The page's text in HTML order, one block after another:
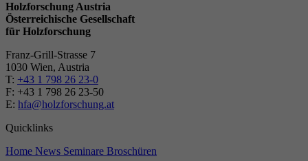
Holzforschung Austria
Österreichische Gesellschaft
für Holzforschung
Franz-Grill-Strasse 7
1030 Wien, Austria
T: +43 1 798 26 23-0
​​F: +43 1 798 26 23-50
E: hfa@holzforschung.at
Quicklinks
Home News Seminare Broschüren